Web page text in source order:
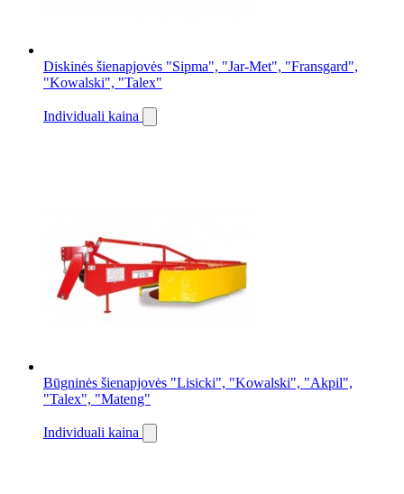
Diskinės šienapjovės "Sipma", "Jar-Met", "Fransgard",
"Kowalski", "Talex"
Individuali kaina
Būgninės šienapjovės "Lisicki", "Kowalski", "Akpil",
"Talex", "Mateng"
Individuali kaina